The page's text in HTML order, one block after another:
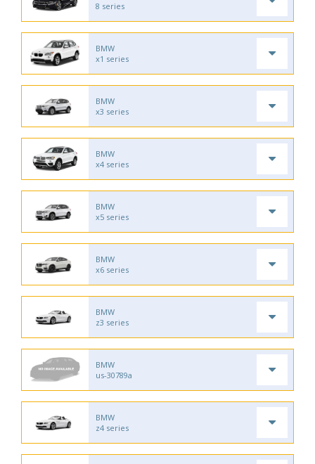
8 series
BMW
x1 series
BMW
x3 series
BMW
x4 series
BMW
x5 series
BMW
x6 series
BMW
z3 series
BMW
us-30789a
BMW
z4 series